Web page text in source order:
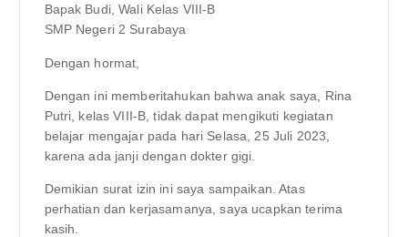
Bapak Budi, Wali Kelas VIII-B
SMP Negeri 2 Surabaya
Dengan hormat,
Dengan ini memberitahukan bahwa anak saya, Rina
Putri, kelas VIII-B, tidak dapat mengikuti kegiatan
belajar mengajar pada hari Selasa, 25 Juli 2023,
karena ada janji dengan dokter gigi.
Demikian surat izin ini saya sampaikan. Atas
perhatian dan kerjasamanya, saya ucapkan terima
kasih.